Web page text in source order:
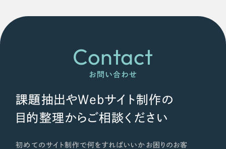
Contact
お問い合わせ
課題抽出やWebサイト制作の
目的整理からご相談ください
初めてのサイト制作で何をすればいいかお困りのお客